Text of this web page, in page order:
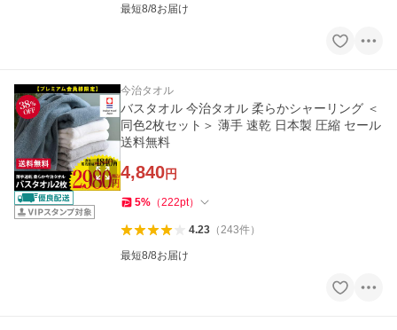
最短8/8お届け
今治タオル
バスタオル 今治タオル 柔らかシャーリング ＜
同色2枚セット＞ 薄手 速乾 日本製 圧縮 セール
送料無料
4,840円
5% （222pt）
4.23（243件）
最短8/8お届け